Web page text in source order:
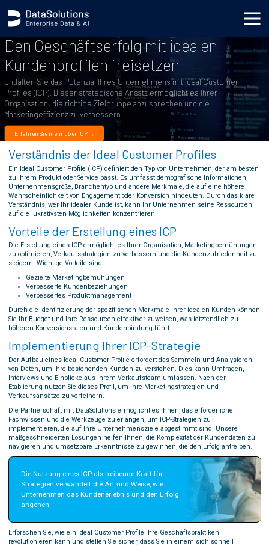
Den Geschäftserfolg mit idealen
Kundenprofilen freisetzen
Entfalten Sie das Potenzial Ihres Unternehmens mit Ideal Customer
Profiles (ICP). Dieser strategische Ansatz ermöglicht es Ihrer
Organisation, die richtige Zielgruppe anzusprechen und die
Marketingeffizienz zu verbessern.
Erfahren Sie mehr über ICP →
Verständnis der Ideal Customer Profiles
Ein Ideal Customer Profile (ICP) definiert den Typ von Unternehmen, der am besten
zu Ihrem Produkt oder Service passt. Es umfasst demografische Informationen,
Unternehmensgröße, Branchentyp und andere Merkmale, die auf eine höhere
Wahrscheinlichkeit von Engagement oder Konversion hindeuten. Durch das klare
Verständnis, wer Ihr idealer Kunde ist, kann Ihr Unternehmen seine Ressourcen
auf die lukrativsten Möglichkeiten konzentrieren.
Vorteile der Erstellung eines ICP
Die Erstellung eines ICP ermöglicht es Ihrer Organisation, Marketingbemühungen
zu optimieren, Verkaufsstrategien zu verbessern und die Kundenzufriedenheit zu
steigern. Wichtige Vorteile sind:
Gezielte Marketingbemühungen
Verbesserte Kundenbeziehungen
Verbessertes Produktmanagement
Durch die Identifizierung der spezifischen Merkmale Ihrer idealen Kunden können
Sie Ihr Budget und Ihre Ressourcen effektiver zuweisen, was letztendlich zu
höheren Konversionsraten und Kundenbindung führt.
Implementierung Ihrer ICP-Strategie
Der Aufbau eines Ideal Customer Profile erfordert das Sammeln und Analysieren
von Daten, um Ihre bestehenden Kunden zu verstehen. Dies kann Umfragen,
Interviews und Einblicke aus Ihrem Verkaufsteam umfassen. Nach der
Etablierung nutzen Sie dieses Profil, um Ihre Marketingstrategien und
Verkaufsansätze zu verfeinern.
Die Partnerschaft mit DataSolutions ermöglicht es Ihnen, das erforderliche
Fachwissen und die Werkzeuge zu erlangen, um ICP-Strategien zu
implementieren, die auf Ihre Unternehmensziele abgestimmt sind. Unsere
maßgeschneiderten Lösungen helfen Ihnen, die Komplexität der Kundendaten zu
navigieren und umsetzbare Erkenntnisse zu gewinnen, die den Erfolg antreiben.
Die Nutzung eines ICP als treibende Kraft für
Strategien verwandelt die Art und Weise, wie
Unternehmen das Kundenerlebnis und den Erfolg
angehen.
Erforschen Sie, wie ein Ideal Customer Profile Ihre Geschäftspraktiken
revolutionieren kann und stellen Sie sicher, dass Sie in einem sich schnell